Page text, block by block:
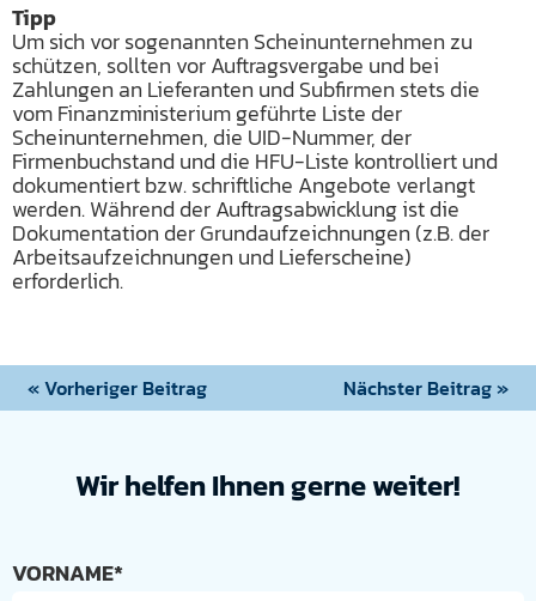
Tipp
Um sich vor sogenannten Scheinunternehmen zu
schützen, sollten vor Auftragsvergabe und bei
Zahlungen an Lieferanten und Subfirmen stets die
vom Finanzministerium geführte Liste der
Scheinunternehmen, die UID-Nummer, der
Firmenbuchstand und die HFU-Liste kontrolliert und
dokumentiert bzw. schriftliche Angebote verlangt
werden. Während der Auftragsabwicklung ist die
Dokumentation der Grundaufzeichnungen (z.B. der
Arbeitsaufzeichnungen und Lieferscheine)
erforderlich.
« Vorheriger Beitrag Nächster Beitrag »
Wir helfen Ihnen gerne weiter!
VORNAME*